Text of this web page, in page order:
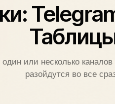
или несколько
разойдутся во все